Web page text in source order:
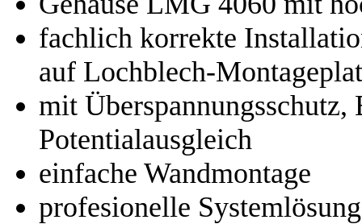
fachlich korrekte
auf Lochblech-
mit Überspannungsschutz,
Potentialausgleich
einfache Wandmontage
profesionelle Systemlösung